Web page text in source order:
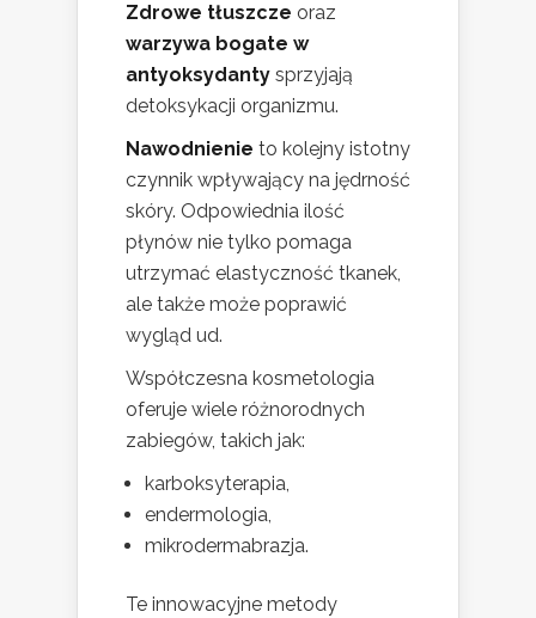
Zdrowe tłuszcze oraz
warzywa bogate w
antyoksydanty sprzyjają
detoksykacji organizmu.
Nawodnienie to kolejny istotny
czynnik wpływający na jędrność
skóry. Odpowiednia ilość
płynów nie tylko pomaga
utrzymać elastyczność tkanek,
ale także może poprawić
wygląd ud.
Współczesna kosmetologia
oferuje wiele różnorodnych
zabiegów, takich jak:
karboksyterapia,
endermologia,
mikrodermabrazja.
Te innowacyjne metody